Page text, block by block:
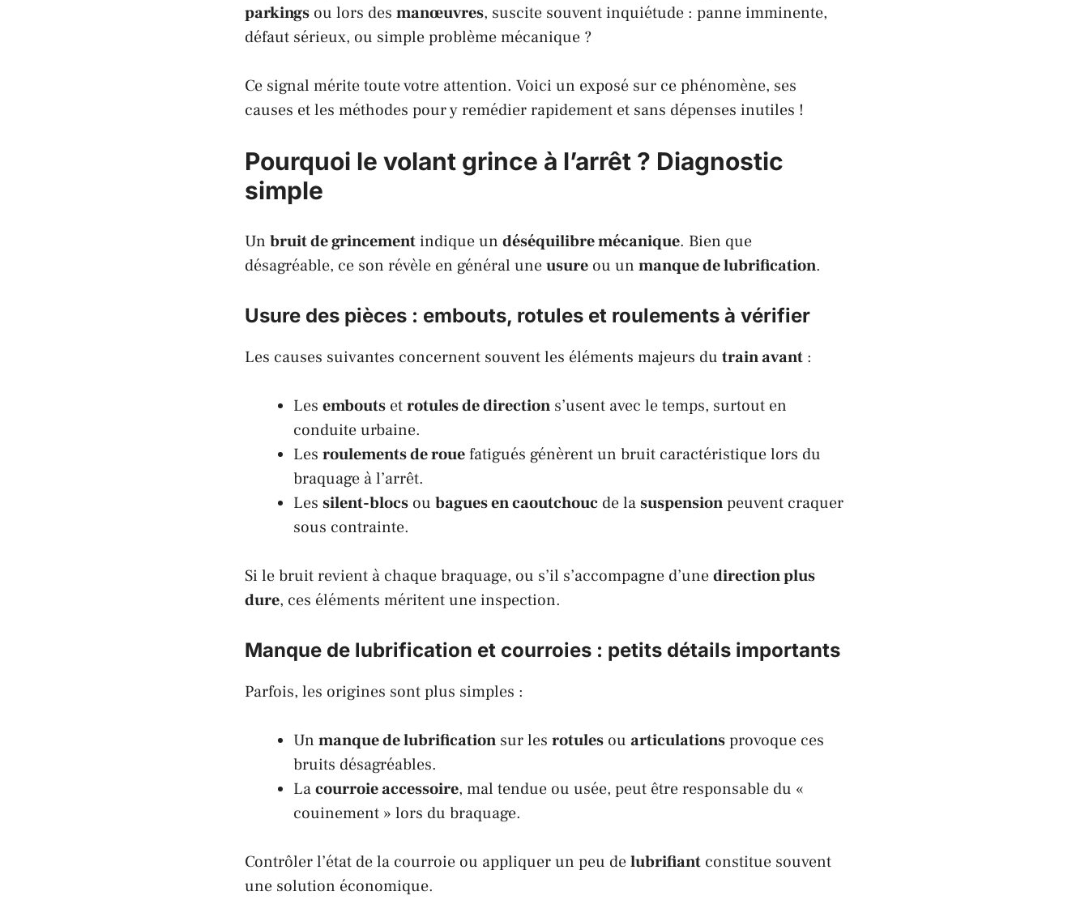
parkings ou lors des manœuvres, suscite souvent inquiétude : panne imminente,
défaut sérieux, ou simple problème mécanique ?
Ce signal mérite toute votre attention. Voici un exposé sur ce phénomène, ses
causes et les méthodes pour y remédier rapidement et sans dépenses inutiles !
Pourquoi le volant grince à l’arrêt ? Diagnostic
simple
Un bruit de grincementindique un déséquilibre mécanique. Bien que
désagréable, ce son révèle en général uneusure ou un manque de lubrification.
Usure des pièces : embouts, rotules et roulements à vérifier
Les causes suivantes concernent souvent les éléments majeurs du train avant :
Les embouts etrotules de direction s’usent avec le temps, surtout en
conduite urbaine.
Les roulements de rouefatigués génèrent un bruit caractéristique lors du
braquage à l’arrêt.
Les silent-blocs ou bagues en caoutchouc de lasuspensionpeuvent craquer
sous contrainte.
Si le bruit revient à chaque braquage, ou s’il s’accompagne d’unedirection plus
dure, ces éléments méritent une inspection.
Manque de lubrification et courroies : petits détails importants
Parfois, les origines sont plus simples :
Un manque de lubrification sur les rotules ou articulationsprovoque ces
bruits désagréables.
Lacourroie accessoire, mal tendue ou usée, peut être responsable du «
couinement » lors du braquage.
Contrôler l’état de la courroie ou appliquer un peu delubrifiant constitue souvent
une solution économique.